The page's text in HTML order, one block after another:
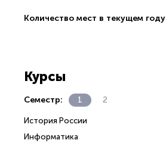
Количество мест в текущем году
Курсы
Семестр: 1 2
История России
Информатика